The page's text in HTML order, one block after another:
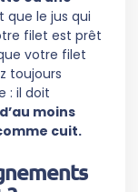
que le jus qui
filet est prêt
votre filet
toujours
: il doit
d’au moins
cuit.